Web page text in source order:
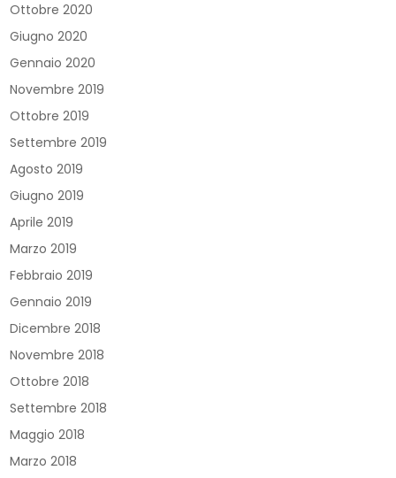
Ottobre 2020
Giugno 2020
Gennaio 2020
Novembre 2019
Ottobre 2019
Settembre 2019
Agosto 2019
Giugno 2019
Aprile 2019
Marzo 2019
Febbraio 2019
Gennaio 2019
Dicembre 2018
Novembre 2018
Ottobre 2018
Settembre 2018
Maggio 2018
Marzo 2018